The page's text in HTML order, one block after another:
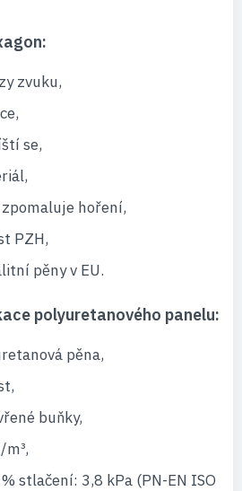
zvuku,
se,
zpomaluje hoření,
PZH,
pěny v EU.
polyuretanového panelu:
pěna,
buňky,
stlačení: 3,8 kPa (PN-EN ISO